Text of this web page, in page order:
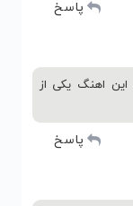
پاسخ
این اهنگ یکی از
پاسخ